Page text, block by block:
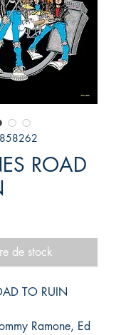
ROAD
de stock
TO RUIN
Ramone, Ed